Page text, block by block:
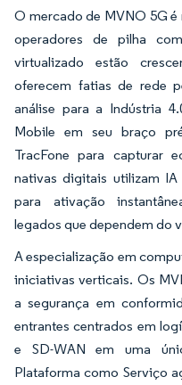
O mercado de MVNO 5G
operadores de pilha
virtualizado estão
oferecem fatias de rede
análise para a Indústria
Mobile em seu braço
TracFone para capturar
nativas digitais utilizam IA
para ativação
legados que dependem do
A especialização em
iniciativas verticais. Os
a segurança em
entrantes centrados em
e SD-WAN em uma
Plataforma como Serviço